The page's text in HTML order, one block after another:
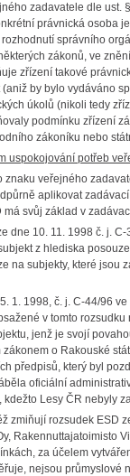
zadavatele dle ust.
právnická osoba
správního
zákonů, ve
zřízení takové
by bylo vydáváno
úkolů (nikoli tedy
podmínku zřízení
zákoníku nebo
uspokojování potřeb
veřejného
aplikovat
svůj základ v
dne 10. 11. 1998 č. j.
z hlediska
na subjekty, které
1. 1998, č. j. C-44/96
v tomto
jenž je svojí
o Rakouské
předpisů, který byl
oficiální
Lesy ČR nebyly
zmiňují rozsudek ESD
Rakennuttajatoimisto
za účelem
nejsou